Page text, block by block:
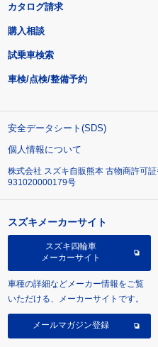
カタログ請求
購入相談
試乗車検索
車検/点検/整備予約
安全データシート(SDS)
個人情報について
株式会社 スズキ自販熊本 古物商許可
931020000179号
スズキメーカーサイト
スズキ四輪車
メーカーサイト
車種の詳細などメーカー情報をご覧
いただける、メーカーサイトです。
メールマガジン登録